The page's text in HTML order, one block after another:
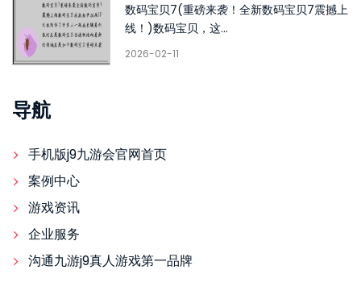
数码宝贝7(重磅来袭！全新数码宝贝7震撼上
线！)数码宝贝，这...
2026-02-11
导航
手机版j9九游会官网首页
案例中心
游戏资讯
企业服务
沟通九游j9真人游戏第一品牌